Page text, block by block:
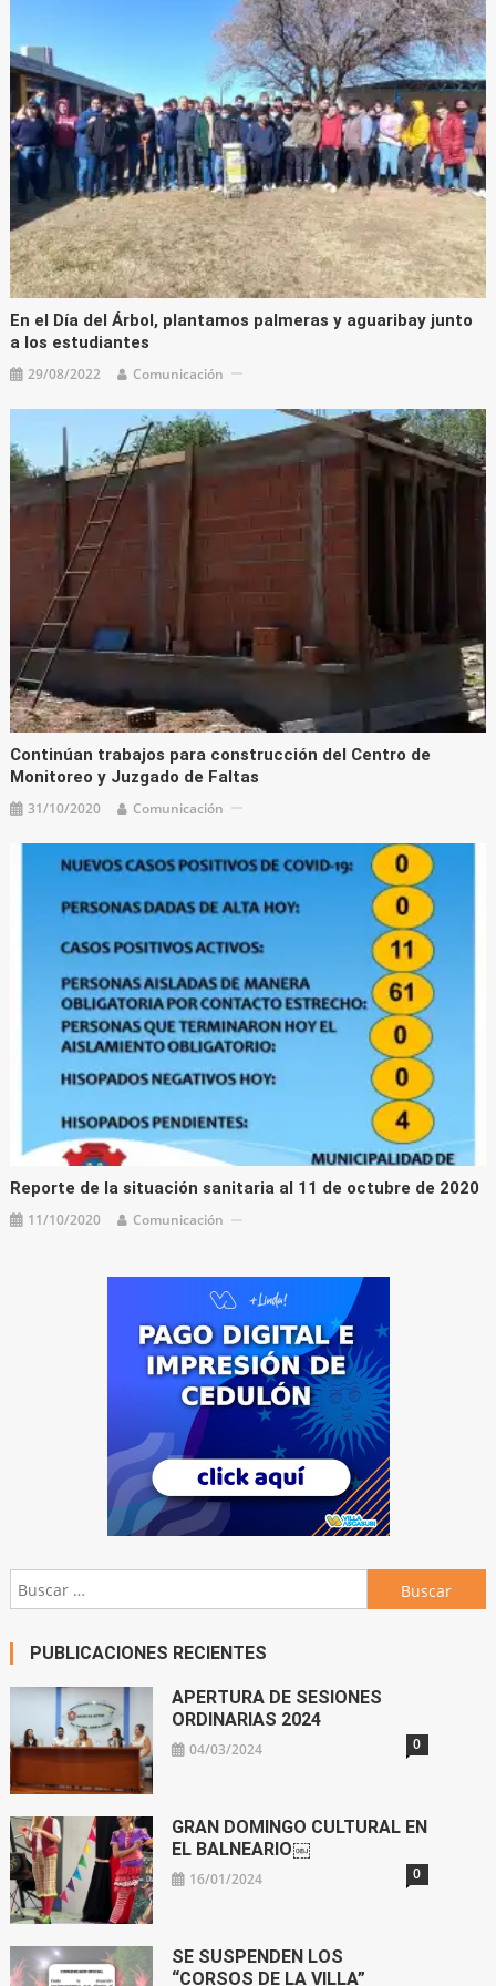
En el Día del Árbol, plantamos palmeras y aguaribay junto
a los estudiantes
29/08/2022 Comunicación
Continúan trabajos para construcción del Centro de
Monitoreo y Juzgado de Faltas
31/10/2020 Comunicación
Reporte de la situación sanitaria al 11 de octubre de 2020
11/10/2020 Comunicación
Buscar:
PUBLICACIONES RECIENTES
APERTURA DE SESIONES
ORDINARIAS 2024
04/03/2024 0
GRAN DOMINGO CULTURAL EN
EL BALNEARIO￼
16/01/2024 0
SE SUSPENDEN LOS
“CORSOS DE LA VILLA”